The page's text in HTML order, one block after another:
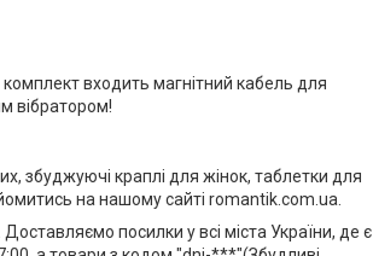
входить магнітний кабель для
вібратором!
збуджуючі краплі для жінок, таблетки для
на нашому сайті romantik.com.ua.
посилки у всі міста України, де є